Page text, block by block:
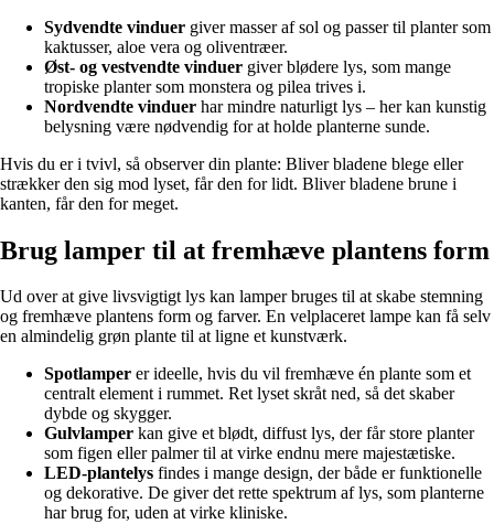
Sydvendte vinduer giver masser af sol og passer til planter som
kaktusser, aloe vera og oliventræer.
Øst- og vestvendte vinduer giver blødere lys, som mange
tropiske planter som monstera og pilea trives i.
Nordvendte vinduer har mindre naturligt lys – her kan kunstig
belysning være nødvendig for at holde planterne sunde.
Hvis du er i tvivl, så observer din plante: Bliver bladene blege eller
strækker den sig mod lyset, får den for lidt. Bliver bladene brune i
kanten, får den for meget.
Brug lamper til at fremhæve plantens form
Ud over at give livsvigtigt lys kan lamper bruges til at skabe stemning
og fremhæve plantens form og farver. En velplaceret lampe kan få selv
en almindelig grøn plante til at ligne et kunstværk.
Spotlamper er ideelle, hvis du vil fremhæve én plante som et
centralt element i rummet. Ret lyset skråt ned, så det skaber
dybde og skygger.
Gulvlamper kan give et blødt, diffust lys, der får store planter
som figen eller palmer til at virke endnu mere majestætiske.
LED-plantelys findes i mange design, der både er funktionelle
og dekorative. De giver det rette spektrum af lys, som planterne
har brug for, uden at virke kliniske.